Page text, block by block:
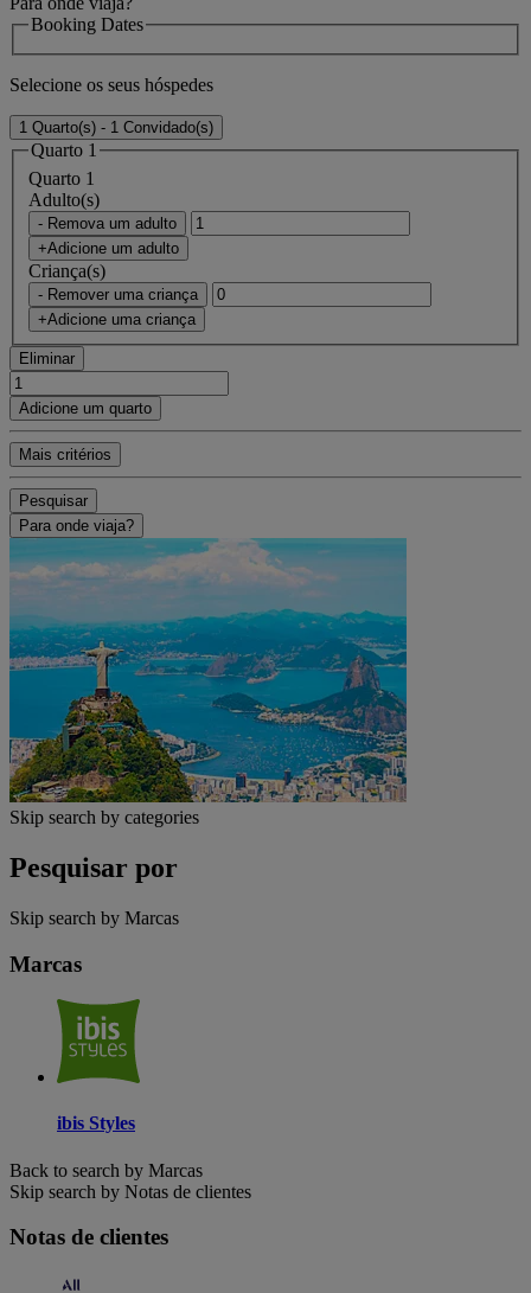
Booking Dates
Selecione os seus hóspedes
1 Quarto(s) - 1 Convidado(s)
Quarto 1
Quarto 1
Adulto(s)
- Remova um adulto
+Adicione um adulto
Criança(s)
- Remover uma criança
+Adicione uma criança
Eliminar
Adicione um quarto
Mais critérios
Pesquisar
Para onde viaja?
Skip search by categories
Pesquisar por
Skip search by Marcas
Marcas
ibis Styles
Back to search by Marcas
Skip search by Notas de clientes
Notas de clientes